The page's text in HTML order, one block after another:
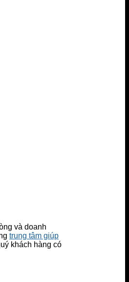
và doanh
trung tâm giúp
khách hàng có